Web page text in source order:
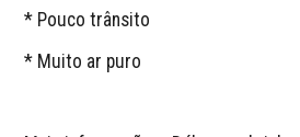
* Pouco trânsito
* Muito ar puro